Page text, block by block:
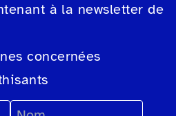
à la newsletter de
newsletter
concernées